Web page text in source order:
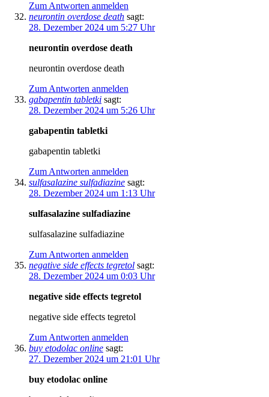
Zum Antworten anmelden
neurontin overdose death sagt:
28. Dezember 2024 um 5:27 Uhr
neurontin overdose death
neurontin overdose death
Zum Antworten anmelden
gabapentin tabletki sagt:
28. Dezember 2024 um 5:26 Uhr
gabapentin tabletki
gabapentin tabletki
Zum Antworten anmelden
sulfasalazine sulfadiazine sagt:
28. Dezember 2024 um 1:13 Uhr
sulfasalazine sulfadiazine
sulfasalazine sulfadiazine
Zum Antworten anmelden
negative side effects tegretol sagt:
28. Dezember 2024 um 0:03 Uhr
negative side effects tegretol
negative side effects tegretol
Zum Antworten anmelden
buy etodolac online sagt:
27. Dezember 2024 um 21:01 Uhr
buy etodolac online